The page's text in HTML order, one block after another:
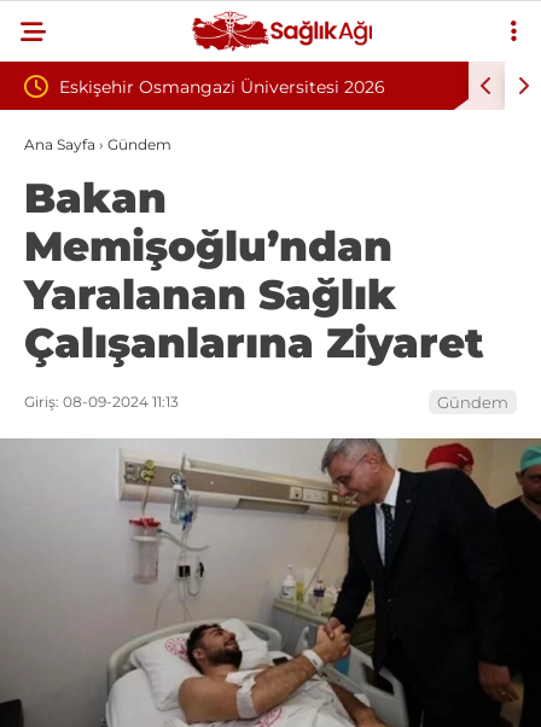
Üniversitesi 2026
İlanı: 203 Kişi
İnönü Üniversitesi 131 Sözleşmeli
Ana Sayfa › Gündem
Bakan
Memişoğlu’ndan
Yaralanan Sağlık
Çalışanlarına Ziyaret
Giriş: 08-09-2024 11:13 Gündem